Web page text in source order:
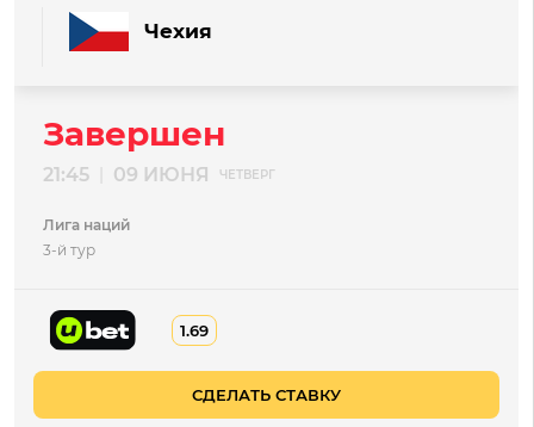
Чехия
Завершен
21:45 09 ИЮНЯ ЧЕТВЕРГ
Лига наций
3-й тур
1.69
СДЕЛАТЬ СТАВКУ